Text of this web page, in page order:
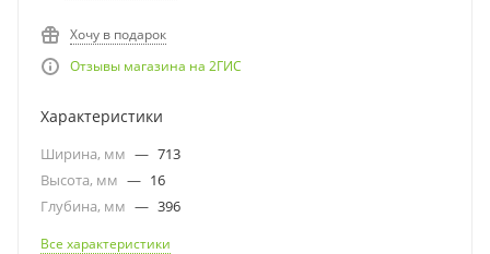
Хочу в подарок
Отзывы магазина на 2ГИС
Характеристики
Ширина, мм — 713
Высота, мм — 16
Глубина, мм — 396
Все характеристики